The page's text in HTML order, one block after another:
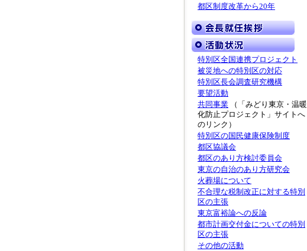
都区制度改革から20年
特別区全国連携プロジェクト
被災地への特別区の対応
特別区長会調査研究機構
要望活動
共同事業 （「みどり東京・温暖
化防止プロジェクト」サイトへ
のリンク）
特別区の国民健康保険制度
都区協議会
都区のあり方検討委員会
東京の自治のあり方研究会
火葬場について
不合理な税制改正に対する特別
区の主張
東京富裕論への反論
都市計画交付金についての特別
区の主張
その他の活動